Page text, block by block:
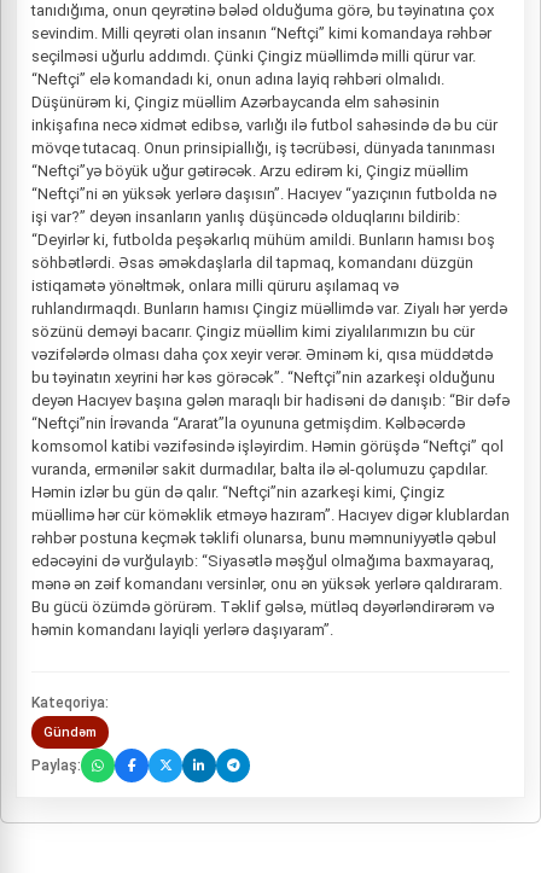
tanıdığıma, onun qeyrətinə bələd olduğuma görə, bu təyinatına çox
sevindim. Milli qeyrəti olan insanın “Neftçi” kimi komandaya rəhbər
seçilməsi uğurlu addımdı. Çünki Çingiz müəllimdə milli qürur var.
“Neftçi” elə komandadı ki, onun adına layiq rəhbəri olmalıdı.
Düşünürəm ki, Çingiz müəllim Azərbaycanda elm sahəsinin
inkişafına necə xidmət edibsə, varlığı ilə futbol sahəsində də bu cür
mövqe tutacaq. Onun prinsipiallığı, iş təcrübəsi, dünyada tanınması
“Neftçi”yə böyük uğur gətirəcək. Arzu edirəm ki, Çingiz müəllim
“Neftçi”ni ən yüksək yerlərə daşısın”. Hacıyev “yazıçının futbolda nə
işi var?” deyən insanların yanlış düşüncədə olduqlarını bildirib:
“Deyirlər ki, futbolda peşəkarlıq mühüm amildi. Bunların hamısı boş
söhbətlərdi. Əsas əməkdaşlarla dil tapmaq, komandanı düzgün
istiqamətə yönəltmək, onlara milli qüruru aşılamaq və
ruhlandırmaqdı. Bunların hamısı Çingiz müəllimdə var. Ziyalı hər yerdə
sözünü deməyi bacarır. Çingiz müəllim kimi ziyalılarımızın bu cür
vəzifələrdə olması daha çox xeyir verər. Əminəm ki, qısa müddətdə
bu təyinatın xeyrini hər kəs görəcək”. “Neftçi”nin azarkeşi olduğunu
deyən Hacıyev başına gələn maraqlı bir hadisəni də danışıb: “Bir dəfə
“Neftçi”nin İrəvanda “Ararat”la oyununa getmişdim. Kəlbəcərdə
komsomol katibi vəzifəsində işləyirdim. Həmin görüşdə “Neftçi” qol
vuranda, ermənilər sakit durmadılar, balta ilə əl-qolumuzu çapdılar.
Həmin izlər bu gün də qalır. “Neftçi”nin azarkeşi kimi, Çingiz
müəllimə hər cür köməklik etməyə hazıram”. Hacıyev digər klublardan
rəhbər postuna keçmək təklifi olunarsa, bunu məmnuniyyətlə qəbul
edəcəyini də vurğulayıb: “Siyasətlə məşğul olmağıma baxmayaraq,
mənə ən zəif komandanı versinlər, onu ən yüksək yerlərə qaldıraram.
Bu gücü özümdə görürəm. Təklif gəlsə, mütləq dəyərləndirərəm və
həmin komandanı layiqli yerlərə daşıyaram”.
Kateqoriya:
Gündəm
Paylaş: